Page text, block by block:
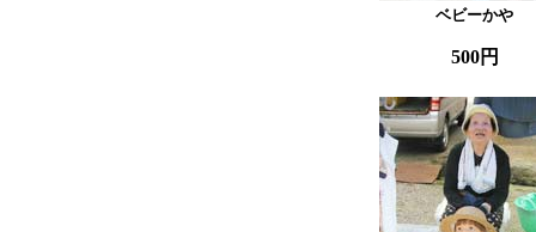
ベビーかや
500円